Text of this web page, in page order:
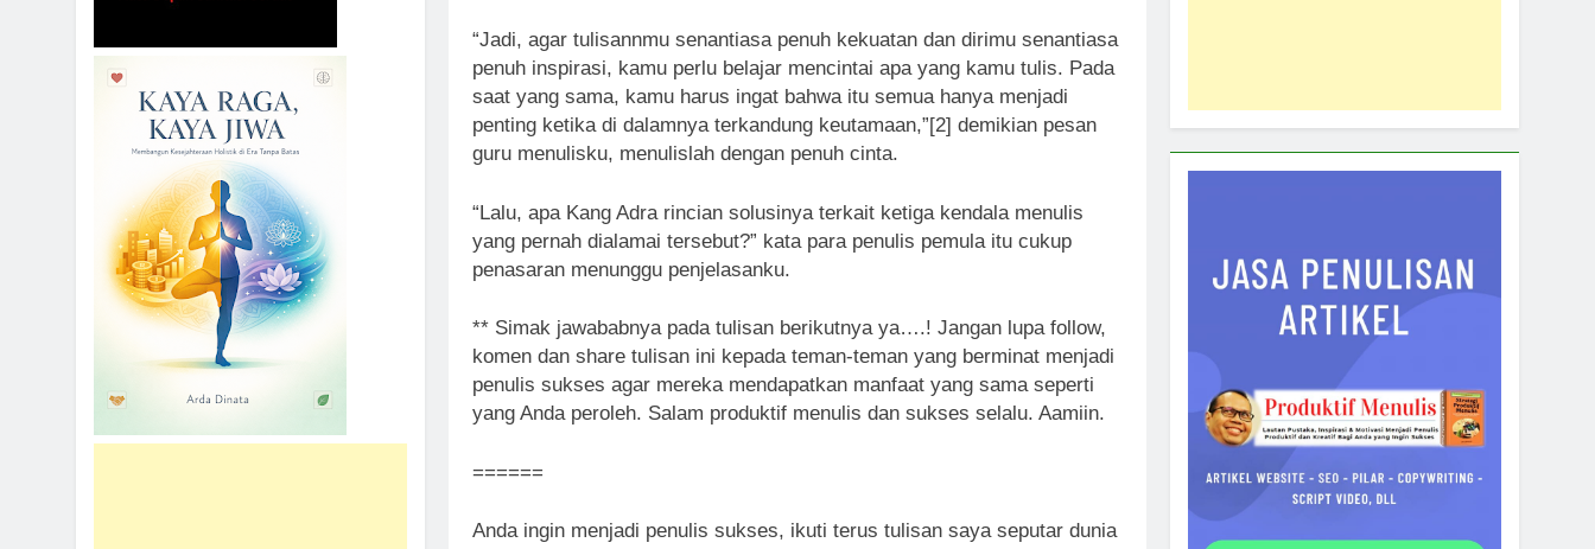
“Jadi, agar tulisannmu senantiasa penuh kekuatan dan dirimu senantiasa
penuh inspirasi, kamu perlu belajar mencintai apa yang kamu tulis. Pada
saat yang sama, kamu harus ingat bahwa itu semua hanya menjadi
penting ketika di dalamnya terkandung keutamaan,”[2] demikian pesan
guru menulisku, menulislah dengan penuh cinta.
“Lalu, apa Kang Adra rincian solusinya terkait ketiga kendala menulis
yang pernah dialamai tersebut?” kata para penulis pemula itu cukup
penasaran menunggu penjelasanku.
** Simak jawababnya pada tulisan berikutnya ya….! Jangan lupa follow,
komen dan share tulisan ini kepada teman-teman yang berminat menjadi
penulis sukses agar mereka mendapatkan manfaat yang sama seperti
yang Anda peroleh. Salam produktif menulis dan sukses selalu. Aamiin.
======
Anda ingin menjadi penulis sukses, ikuti terus tulisan saya seputar dunia